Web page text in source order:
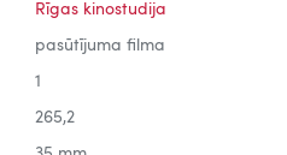
Rīgas kinostudija
pasūtījuma filma
1
265,2